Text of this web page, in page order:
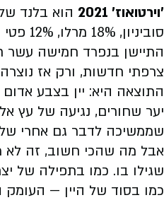
'וירטואוז' 2021
התיישן בנפרד חמישה עשר
צרפתי חדשות, ורק אז
התוצאה היא: יין בצבע
יער שחורים, נגיעה של עץ
שממשיכה לדבר גם אחרי
אבל מה שהכי חשוב, זה לא
שגילו בו. כמו בתפילה של
כמו בסוד של היין —